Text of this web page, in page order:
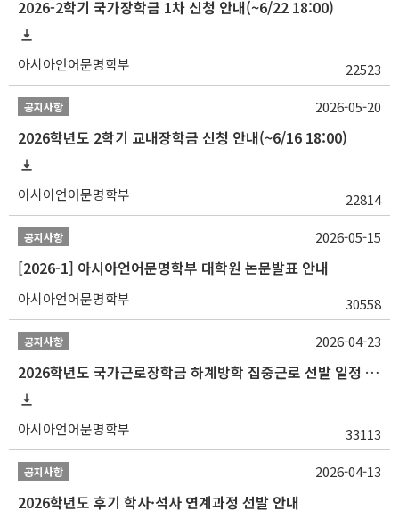
2026-2학기 국가장학금 1차 신청 안내(~6/22 18:00)
아시아언어문명학부 22523
공지사항
2026학년도 2학기 교내장학금 신청 안내(~6/16 18:00)
아시아언어문명학부 22814
2026-05-20
공지사항
[2026-1] 아시아언어문명학부 대학원 논문발표 안내
아시아언어문명학부 30558
2026-05-15
공지사항
2026학년도 국가근로장학금 하계방학 집중근로 선발 일정 안내
아시아언어문명학부 33113
2026-04-23
공지사항
2026학년도 후기 학사·석사 연계과정 선발 안내
2026-04-13